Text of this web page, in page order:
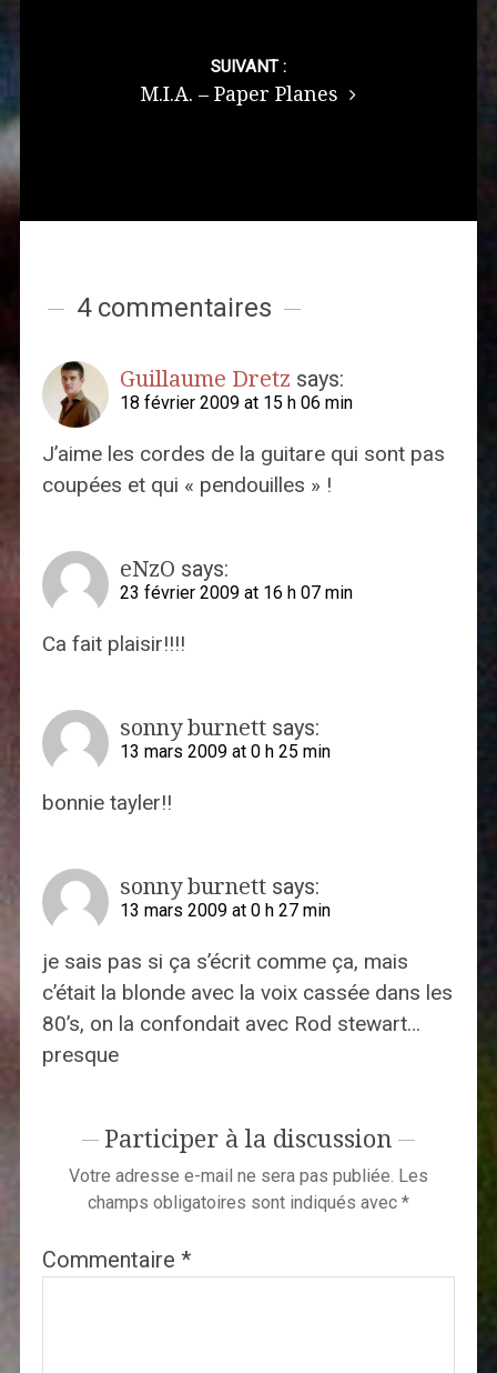
SUIVANT :
M.I.A. – Paper Planes
4 commentaires
Guillaume Dretz says:
18 février 2009 at 15 h 06 min
J’aime les cordes de la guitare qui sont pas
coupées et qui « pendouilles » !
eNzO says:
23 février 2009 at 16 h 07 min
Ca fait plaisir!!!!
sonny burnett says:
13 mars 2009 at 0 h 25 min
bonnie tayler!!
sonny burnett says:
13 mars 2009 at 0 h 27 min
je sais pas si ça s’écrit comme ça, mais
c’était la blonde avec la voix cassée dans les
80’s, on la confondait avec Rod stewart…
presque
Participer à la discussion
Votre adresse e-mail ne sera pas publiée. Les
champs obligatoires sont indiqués avec *
Commentaire *